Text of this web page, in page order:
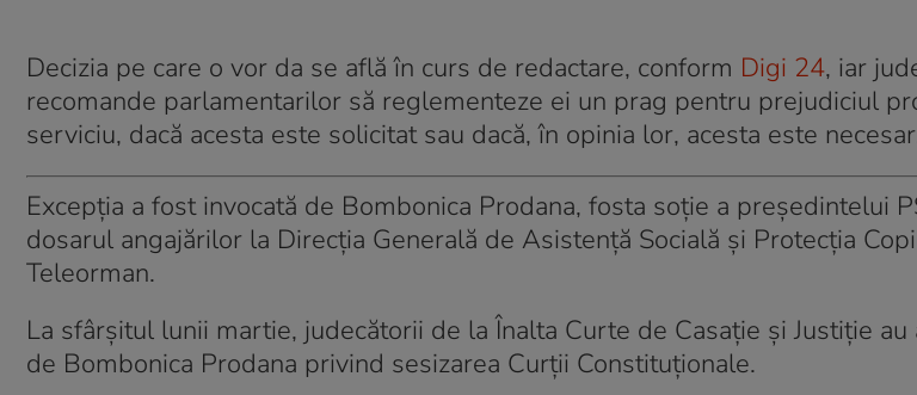
Decizia pe care o vor da se află în curs de redactare, conform Digi 24, iar
recomande parlamentarilor să reglementeze ei un prag pentru prejudiciul
serviciu, dacă acesta este solicitat sau dacă, în opinia lor, acesta este
Excepția a fost invocată de Bombonica Prodana, fosta soţie a preşedintelui
dosarul angajărilor la Direcţia Generală de Asistenţă Socială şi Protecţia
Teleorman.
La sfârşitul lunii martie, judecătorii de la Înalta Curte de Casaţie şi Justiţie
de Bombonica Prodana privind sesizarea Curţii Constituţionale.